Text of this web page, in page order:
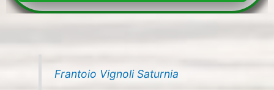
Alternative:
Frantoio Vignoli Saturnia